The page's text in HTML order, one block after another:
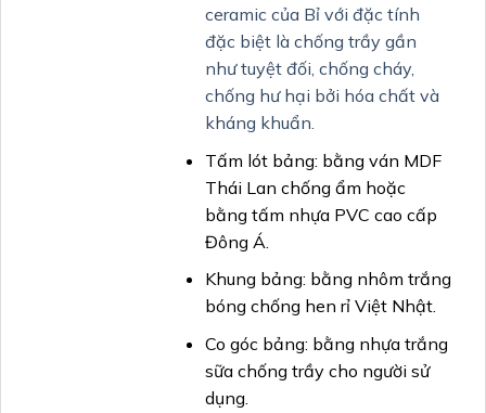
ceramic của Bỉ với đặc tính
đặc biệt là chống trầy gần
như tuyệt đối, chống cháy,
chống hư hại bởi hóa chất và
kháng khuẩn.
Tấm lót bảng: bằng ván MDF
Thái Lan chống ẩm hoặc
bằng tấm nhựa PVC cao cấp
Đông Á.
Khung bảng: bằng nhôm trắng
bóng chống hen rỉ Việt Nhật.
Co góc bảng: bằng nhựa trắng
sữa chống trầy cho người sử
dụng.